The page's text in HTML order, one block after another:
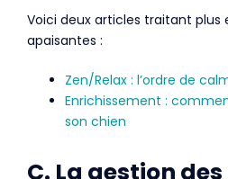
Voici deux articles traitant plus
apaisantes :
Zen/Relax : l’ordre de
Enrichissement :
son chien
C. La gestion